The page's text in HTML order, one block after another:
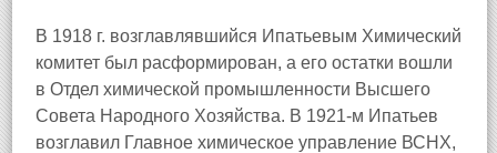
В 1918 г. возглавлявшийся Ипатьевым Химический
комитет был расформирован, а его остатки вошли
в Отдел химической промышленности Высшего
Совета Народного Хозяйства. В 1921-м Ипатьев
возглавил Главное химическое управление ВСНХ,